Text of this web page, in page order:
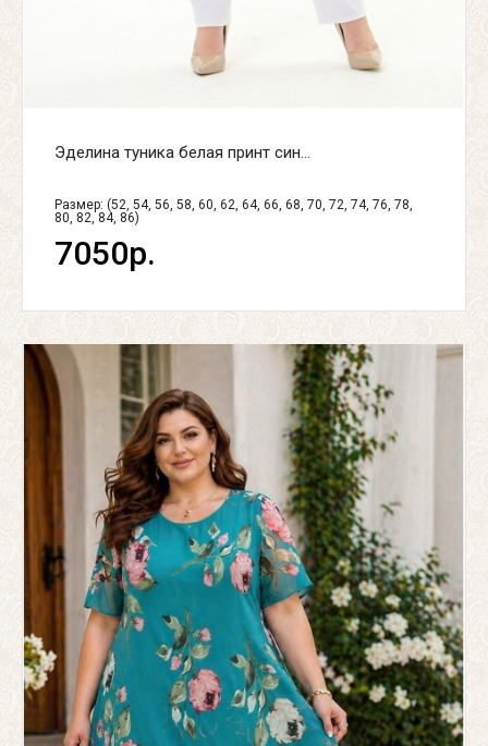
Эделина туника белая принт син...
Размер: (52, 54, 56, 58, 60, 62, 64, 66, 68, 70, 72, 74, 76, 78,
80, 82, 84, 86)
7050р.